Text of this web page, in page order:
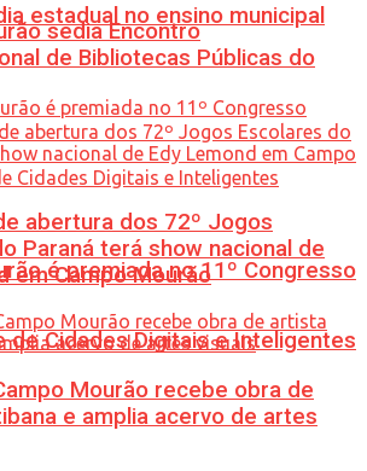
estadual no ensino municipal
é premiada no 11º Congresso
de Cidades Digitais e Inteligentes
sedia Encontro
de Bibliotecas Públicas do
abertura dos 72º Jogos
Paraná terá show nacional de
em Campo Mourão
Mourão recebe obra de
e amplia acervo de artes